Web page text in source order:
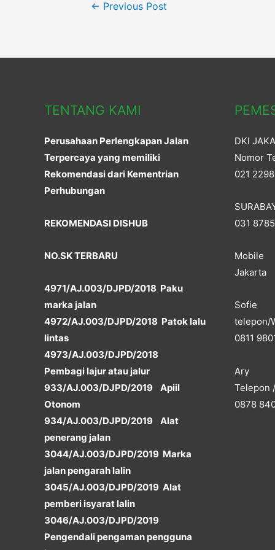
n
e
w
n
n
o
Post
← Previous Post
TENTANG KAMI
Perusahaan Perlengkapan Jalan
Terpercaya yang memiliki
Rekomendasi dari Kementrian
Perhubungan
REKOMENDASI DISHUB
NO.SK TERBARU
4971/AJ.003/DJPD/2018 Paku
marka jalan
4972/AJ.003/DJPD/2018 Patok lalu
lintas
4973/AJ.003/DJPD/2018
Pembagi lajur atau jalur
933/AJ.003/DJPD/2019 Apiil
Otonom
934/AJ.003/DJPD/2019 Alat
penerang jalan
3044/AJ.003/DJPD/2019 Marka
jalan pengarah lalin
3045/AJ.003/DJPD/2019 Alat
pemberi isyarat lalin
3046/AJ.003/DJPD/2019
Pengendali pengaman pengguna
DKI
Nomor
021
031
Mobile
Jakarta
Sofie
telepon/
0811
Ary
Telepon
0878